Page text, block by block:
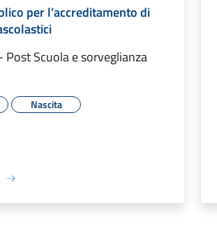
per l’accreditamento di
Post Scuola e sorveglianza
Nascita